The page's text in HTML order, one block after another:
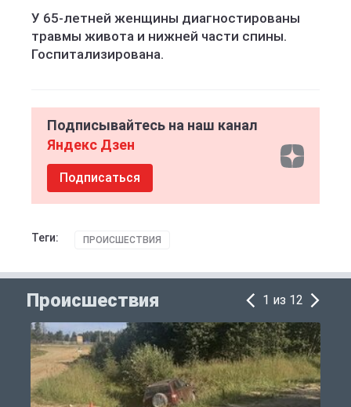
У 65-летней женщины диагностированы
травмы живота и нижней части спины.
Госпитализирована.
Подписывайтесь на наш канал
Яндекс Дзен
Подписаться
Теги: ПРОИСШЕСТВИЯ
Происшествия 1 из 12